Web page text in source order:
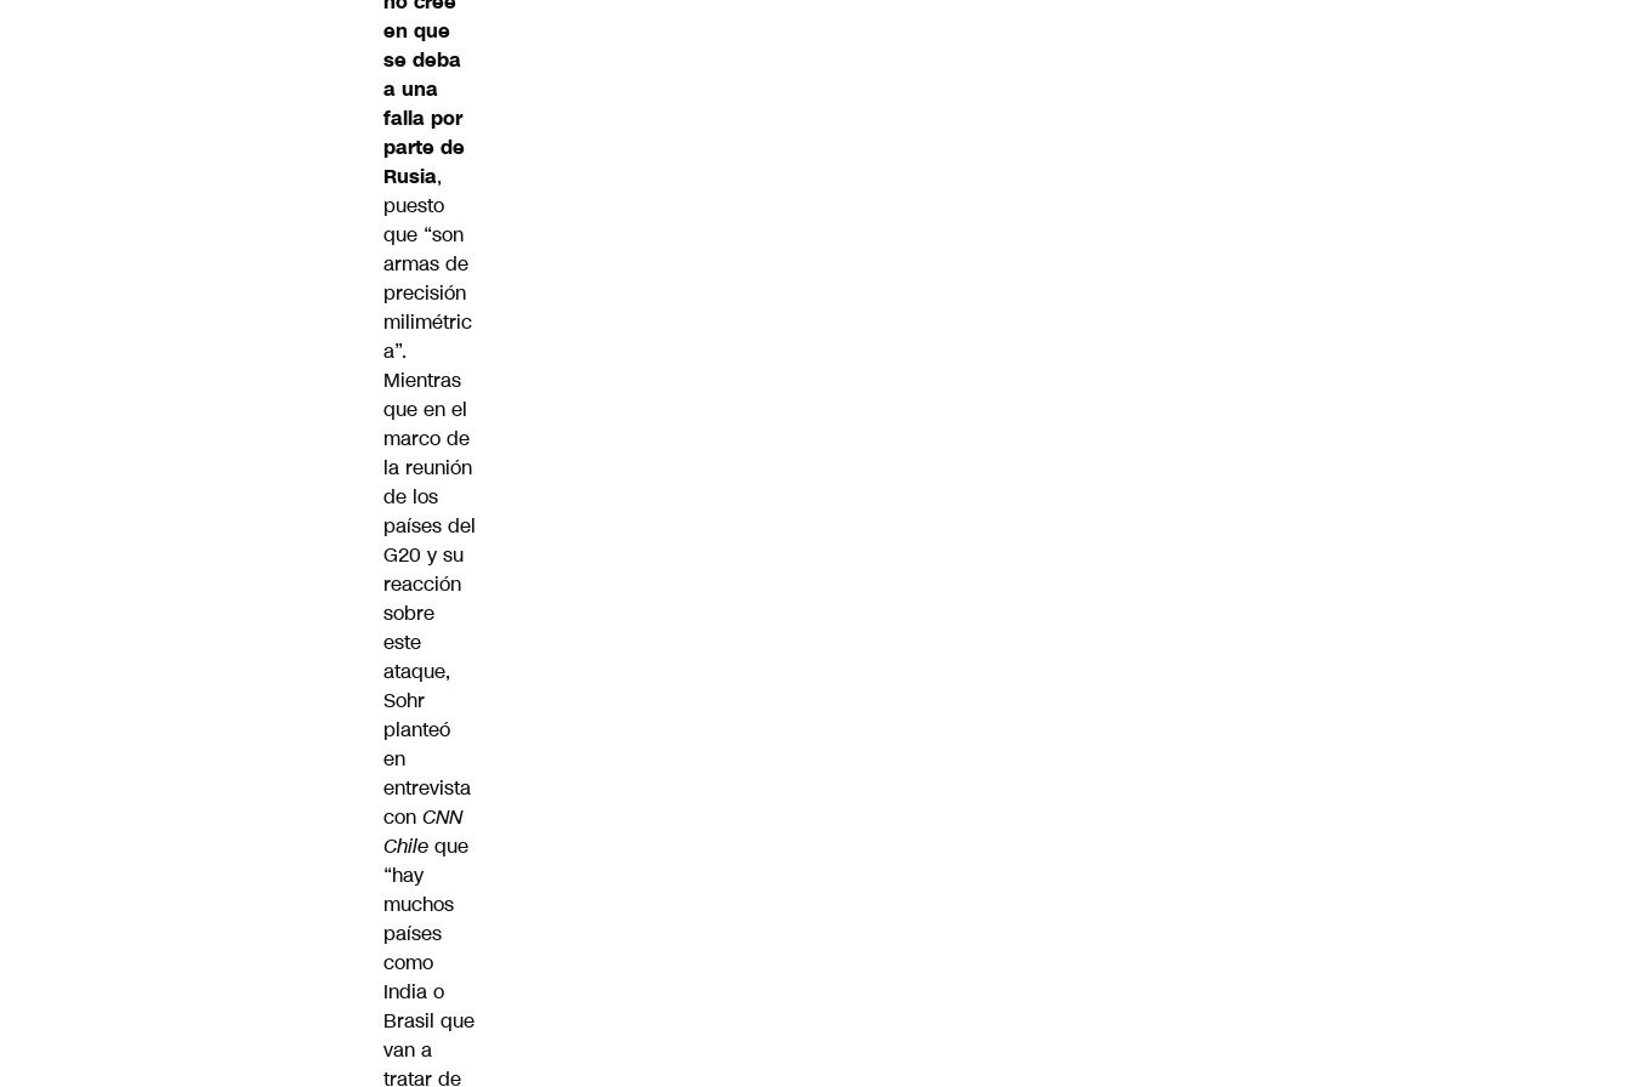
en que
se deba
a una
falla por
parte de
Rusia,
puesto
que “son
armas de
precisión
milimétric
a”.
Mientras
que en el
marco de
la reunión
de los
países del
G20 y su
reacción
sobre
este
ataque,
Sohr
planteó
en
entrevista
con CNN
Chile que
“hay
muchos
países
como
India o
Brasil que
van a
tratar de